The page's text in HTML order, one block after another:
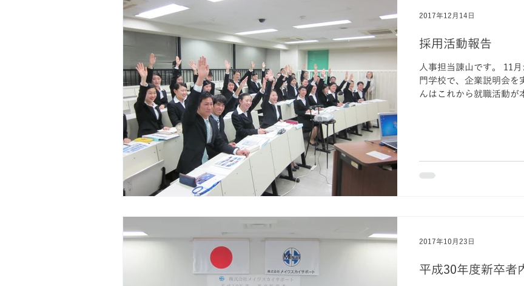
採用活動報告
人事担当諌山です。 11
門学校で、企業説明会を
んはこれから就職活動が
2017年12月14日
平成30年度新卒者
2017年10月23日